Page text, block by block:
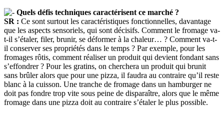
Quels défis techniques caractérisent ce marché ?
SR : Ce sont surtout les caractéristiques fonctionnelles, davantage
que les aspects sensoriels, qui sont décisifs. Comment le fromage va-
t-il s’étaler, filer, brunir, se déformer à la chaleur… ? Comment va-t-
il conserver ses propriétés dans le temps ? Par exemple, pour les
fromages rôtis, comment réaliser un produit qui devient fondant sans
s’effondrer ? Pour les gratins, on cherchera un produit qui brunit
sans brûler alors que pour une pizza, il faudra au contraire qu’il reste
blanc à la cuisson. Une tranche de fromage dans un hamburger ne
doit pas fondre trop vite sous peine de disparaître, alors que le même
fromage dans une pizza doit au contraire s’étaler le plus possible.